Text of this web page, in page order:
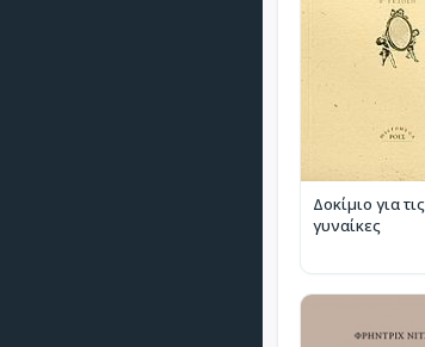
Δοκίμιο για τις
γυναίκες